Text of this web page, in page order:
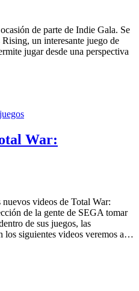
de parte de Indie Gala. Se
un interesante juego de
jugar desde una perspectiva
War:
videos de Total War:
de la gente de SEGA tomar
de sus juegos, las
los siguientes videos veremos a…